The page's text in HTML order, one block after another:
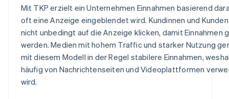
Mit TKP erzielt ein Unternehmen Einnahmen basierend
oft eine Anzeige eingeblendet wird. Kundinnen und
nicht unbedingt auf die Anzeige klicken, damit Einnahmen
werden. Medien mit hohem Traffic und starker Nutzung
mit diesem Modell in der Regel stabilere Einnahmen,
häufig von Nachrichtenseiten und Videoplattformen
wird.